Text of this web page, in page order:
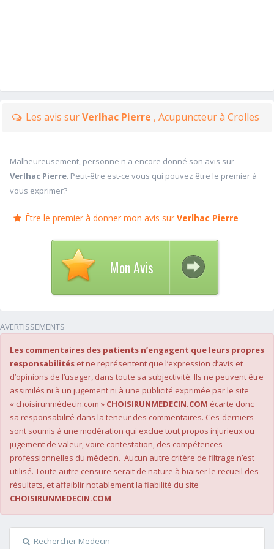
Les avis surVerlhac Pierre , Acupuncteur à Crolles
Malheureusement, personne n'a encore donné son avis sur
Verlhac Pierre. Peut-être est-ce vous qui pouvez être le premier à
vous exprimer?
Être le premier à donner mon avis sur Verlhac Pierre
Mon Avis
AVERTISSEMENTS
Les commentaires des patients n’engagent que leurs propres
responsabilités et ne représentent que l’expression d’avis et
d’opinions de l’usager, dans toute sa subjectivité. Ils ne peuvent être
assimilés ni à un jugement ni à une publicité exprimée par le site
« choisirunmédecin.com » CHOISIRUNMEDECIN.COM écarte donc
sa responsabilité dans la teneur des commentaires. Ces-derniers
sont soumis à une modération qui exclue tout propos injurieux ou
jugement de valeur, voire contestation, des compétences
professionnelles du médecin. Aucun autre critère de filtrage n’est
utilisé. Toute autre censure serait de nature à biaiser le recueil des
résultats, et affaiblir notablement la fiabilité du site
CHOISIRUNMEDECIN.COM
Rechercher Medecin